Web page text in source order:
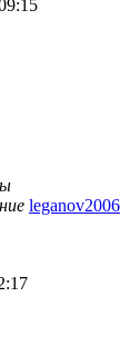
leganov2006